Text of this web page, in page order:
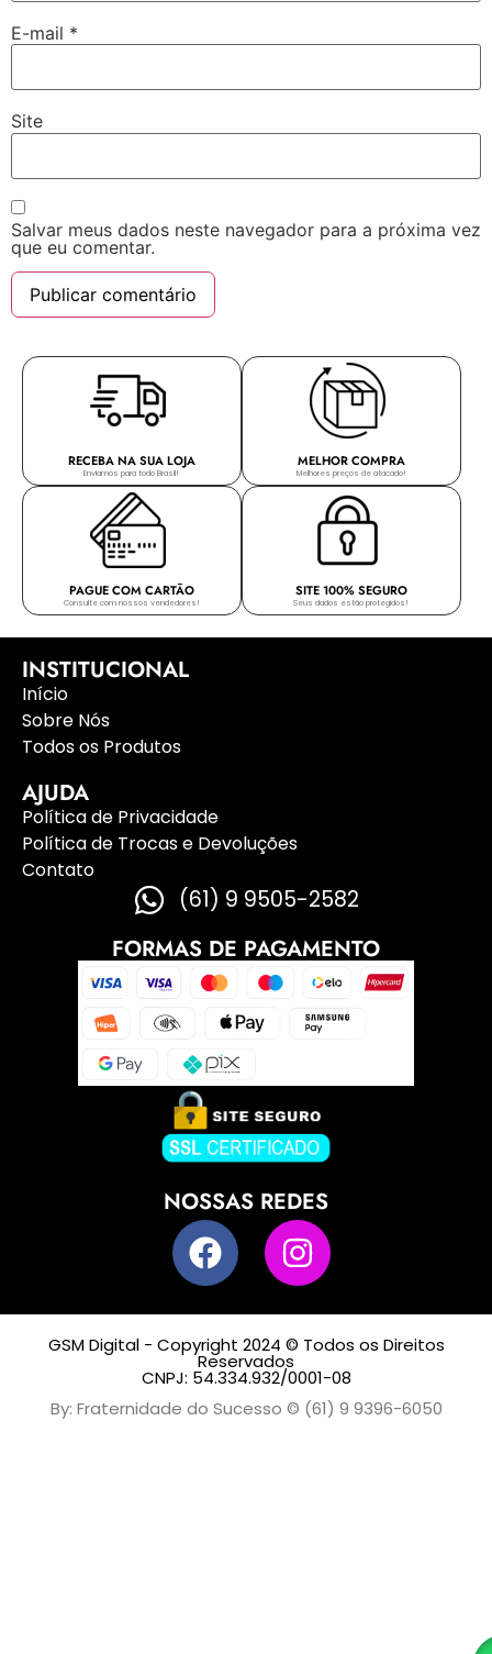
E-mail *
Site
Salvar meus dados neste navegador para a próxima vez
que eu comentar.
RECEBA NA SUA LOJA
Enviamos para todo Brasil!
MELHOR COMPRA
Melhores preços de atacado!
PAGUE COM CARTÃO
Consulte com nossos vendedores!
SITE 100% SEGURO
Seus dados estão protegidos!
INSTITUCIONAL
Início
Sobre Nós
Todos os Produtos
AJUDA
Política de Privacidade
Política de Trocas e Devoluções
Contato
(61) 9 9505-2582
FORMAS DE PAGAMENTO
NOSSAS REDES
GSM Digital - Copyright 2024 © Todos os Direitos
Reservados
CNPJ: 54.334.932/0001-08
By: Fraternidade do Sucesso © (61) 9 9396-6050